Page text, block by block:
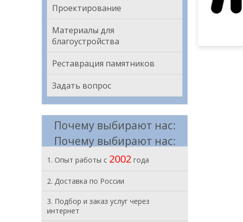
Проектирование
Материалы для
благоустройства
Реставрация памятников
Задать вопрос
Почему выбирают нас:
Почему выбирают нас:
1. Опыт работы с 2002 года
2. Доставка по России
3. Подбор и заказ услуг через
интернет
самовывоз